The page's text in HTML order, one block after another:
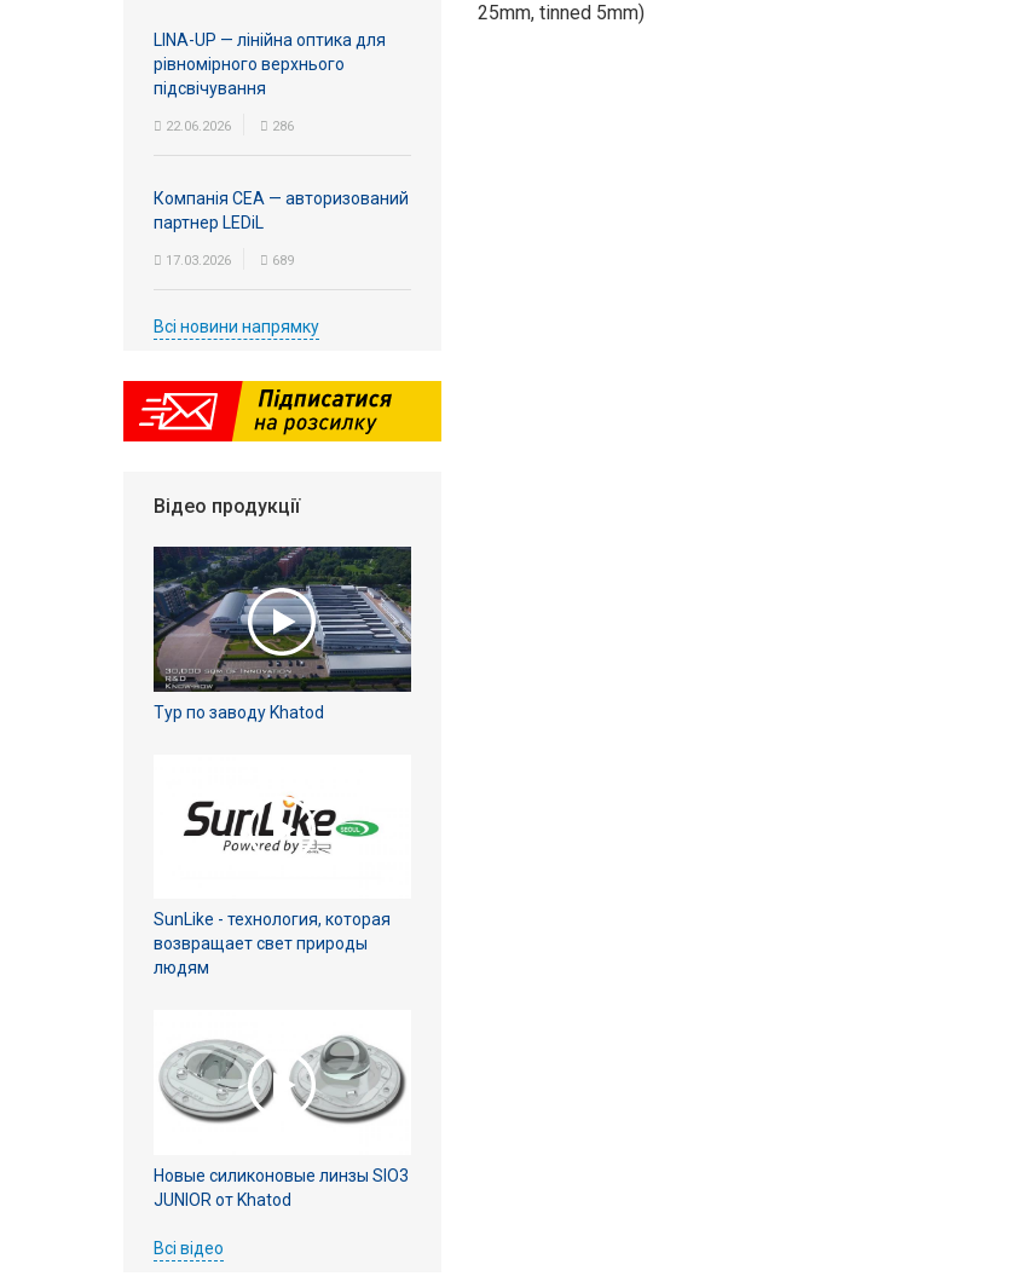
25mm, tinned 5mm)
LINA-UP — лінійна оптика для
рівномірного верхнього
підсвічування
22.06.2026 286
Компанія СЕА — авторизований
партнер LEDiL
17.03.2026 689
Всі новини напрямку
Відео продукції
Тур по заводу Khatod
SunLike - технология, которая
возвращает свет природы
людям
Новые силиконовые линзы SIO3
JUNIOR от Khatod
Всі відео